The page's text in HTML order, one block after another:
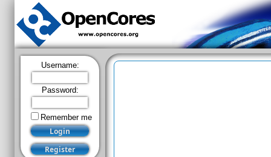
Username:
Password:
Remember me